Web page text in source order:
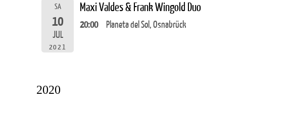
SA
10
JUL
2021
Maxi Valdes & Frank Wingold Duo
20:00 Planeta del Sol, Osnabrück
2020